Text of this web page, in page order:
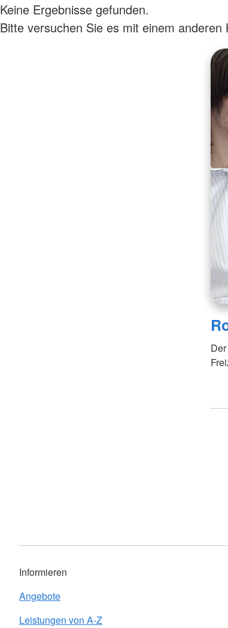
Keine Ergebnisse gefunden.
Bitte versuchen Sie es mit einem anderen
Informieren
Angebote
Leistungen von A-Z